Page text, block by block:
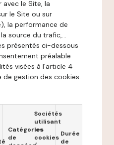
le Site, la
le Site ou sur
la performance de
source du trafic,...
présentés ci-dessous
préalable
visées à l'article 4
gestion des cookies.
Catégories
de
Sociétés
utilisant
les
cookies Durée
de